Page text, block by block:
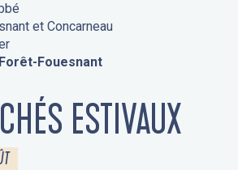
et Concarneau
Fouesnant
ESTIVAUX